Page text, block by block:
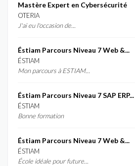
Mastère Expert en Cybersécurité
OTERIA
J'ai eu l'occasion de...
Éstiam Parcours Niveau 7 Web &...
ÉSTIAM
Mon parcours à ESTIAM...
Éstiam Parcours Niveau 7 SAP ERP...
ÉSTIAM
Bonne formation
Éstiam Parcours Niveau 7 Web &...
ÉSTIAM
École idéale pour future...